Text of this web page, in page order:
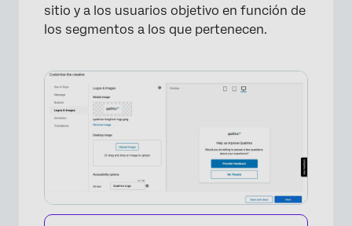
sitio y a los usuarios objetivo en función de
los segmentos a los que pertenecen.